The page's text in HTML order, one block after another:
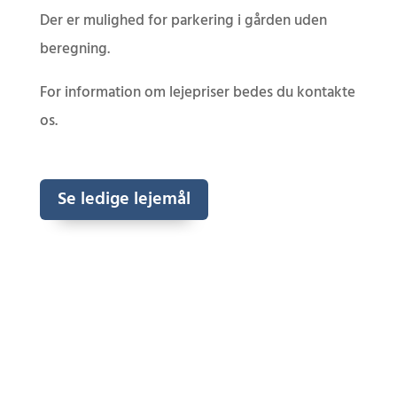
Der er mulighed for parkering i gården uden
beregning.
For information om lejepriser bedes du kontakte
os.
Se ledige lejemål